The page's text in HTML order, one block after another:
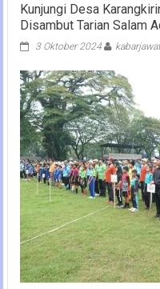
Kunjungi Desa
Disambut Tarian Salam
3 Oktober 2024